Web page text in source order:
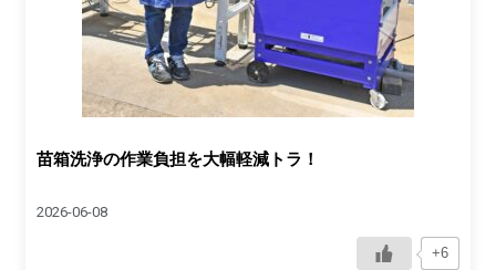
苗箱洗浄の作業負担を大幅軽減トラ！
2026-06-08
+6